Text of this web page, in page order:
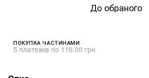
До обраного
ПОКУПКА ЧАСТИНАМИ
5 платежів по 116.00 грн